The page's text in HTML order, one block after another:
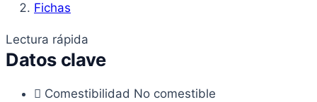
Fichas
Lectura rápida
Datos clave
Comestibilidad No comestible